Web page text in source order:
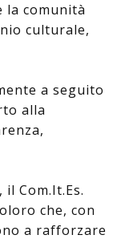
la comunità
culturale,
a seguito
alla
Com.It.Es.
che, con
a rafforzare